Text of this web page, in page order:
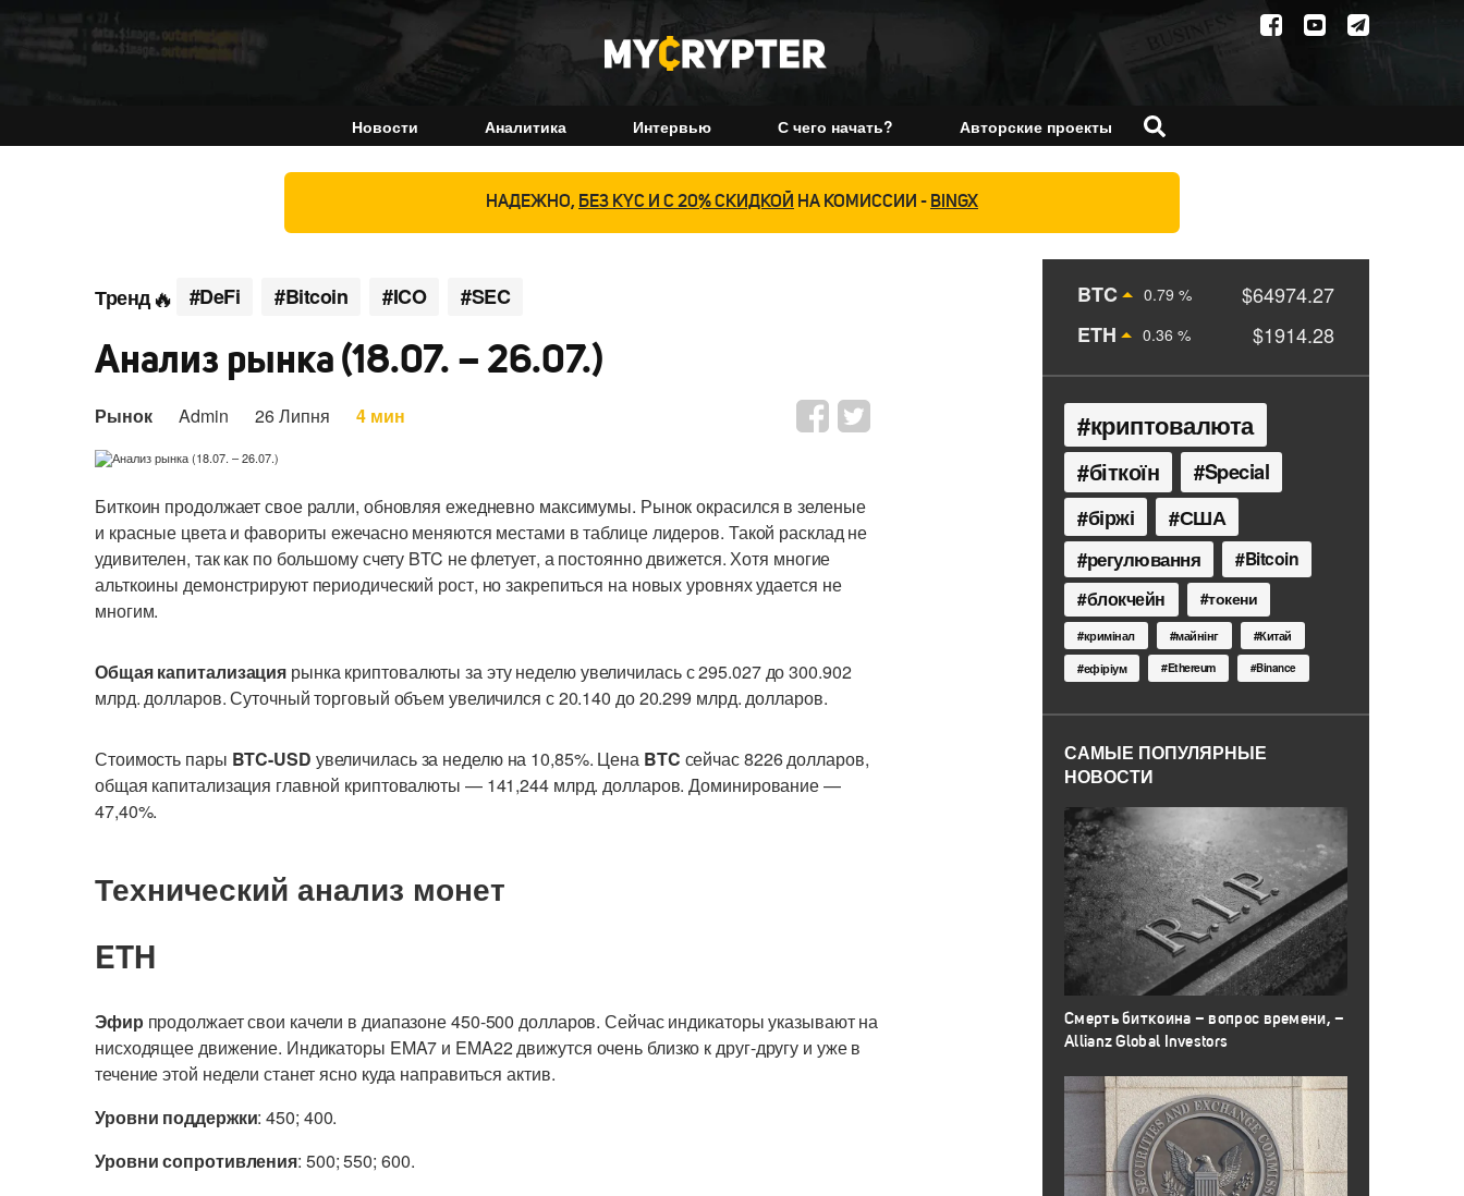
Новости Аналитика Интервью С чего начать? Авторские проекты
НАДЕЖНО, БЕЗ KYC И С 20% СКИДКОЙ НА КОМИССИИ - BINGX
Тренд #DeFi #Bitcoin #ICO #SEC
Анализ рынка (18.07. – 26.07.)
Рынок Admin 26 Липня 4 мин
Биткоин продолжает свое ралли, обновляя ежедневно максимумы. Рынок окрасился в зеленые
и красные цвета и фавориты ежечасно меняются местами в таблице лидеров. Такой расклад не
удивителен, так как по большому счету BTC не флетует, а постоянно движется. Хотя многие
альткоины демонстрируют периодический рост, но закрепиться на новых уровнях удается не
многим.
Общая капитализация рынка криптовалюты за эту неделю увеличилась с 295.027 до 300.902
млрд. долларов. Суточный торговый объем увеличился с 20.140 до 20.299 млрд. долларов.
Стоимость пары BTC-USD увеличилась за неделю на 10,85%. Цена BTC сейчас 8226 долларов,
общая капитализация главной криптовалюты — 141,244 млрд. долларов. Доминирование —
47,40%.
Технический анализ монет
ETH
Эфир продолжает свои качели в диапазоне 450-500 долларов. Сейчас индикаторы указывают на
нисходящее движение. Индикаторы EMA7 и EMA22 движутся очень близко к друг-другу и уже в
течение этой недели станет ясно куда направиться актив.
Уровни поддержки: 450; 400.
Уровни сопротивления: 500; 550; 600.
BTC 0.79 %
$64974.27
ETH
0.36 % $1914.28
криптовалюта
біткоїн Special
біржі США
регулювання Bitcoin
блокчейн токени
кримінал майнінг
Китай
ефіріум
Ethereum Binance
САМЫЕ ПОПУЛЯРНЫЕ
НОВОСТИ
Смерть биткоина – вопрос времени, –
Allianz Global Investors